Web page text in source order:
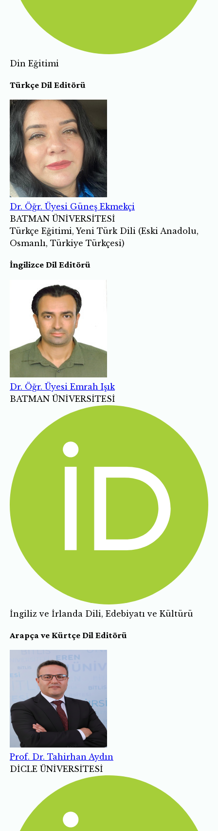
Din Eğitimi
Türkçe Dil Editörü
Dr. Öğr. Üyesi Güneş Ekmekçi
BATMAN ÜNİVERSİTESİ
Türkçe Eğitimi, Yeni Türk Dili (Eski Anadolu,
Osmanlı, Türkiye Türkçesi)
İngilizce Dil Editörü
Dr. Öğr. Üyesi Emrah Işık
BATMAN ÜNİVERSİTESİ
İngiliz ve İrlanda Dili, Edebiyatı ve Kültürü
Arapça ve Kürtçe Dil Editörü
Prof. Dr. Tahirhan Aydın
DİCLE ÜNİVERSİTESİ